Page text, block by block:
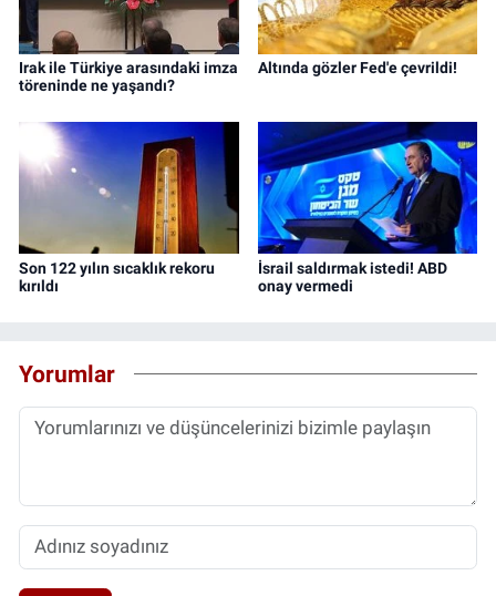
Irak ile Türkiye arasındaki imza
töreninde ne yaşandı?
Altında gözler Fed'e çevrildi!
Son 122 yılın sıcaklık rekoru
kırıldı
İsrail saldırmak istedi! ABD
onay vermedi
Yorumlar